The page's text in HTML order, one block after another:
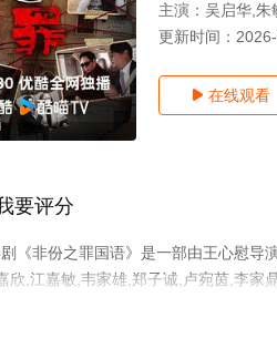
主演： 吴启华,朱
更新时间：
 在线观看
要评分
《非份之罪国语》是一部由王心慰导
欣,江嘉敏,韦家雄,郑子诚,卢宛茵,李家
聪,梁证嘉,陈嘉俊,关枫馨,彭翔翎,等